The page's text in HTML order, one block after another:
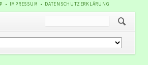
IMPRESSUM DATENSCHUTZERKLÄRUNG